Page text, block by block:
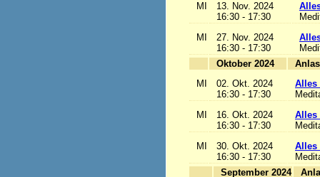
MI
13. Nov. 2024
16:30 - 17:30
MI
27. Nov. 2024
16:30 - 17:30
Oktober 2024
MI
02. Okt. 2024
16:30 - 17:30
Alles
MI
16. Okt. 2024
16:30 - 17:30
Alles
MI
30. Okt. 2024
16:30 - 17:30
Alles
September 2024